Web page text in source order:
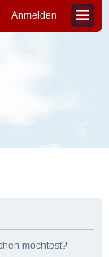
Anmelden
möchtest?